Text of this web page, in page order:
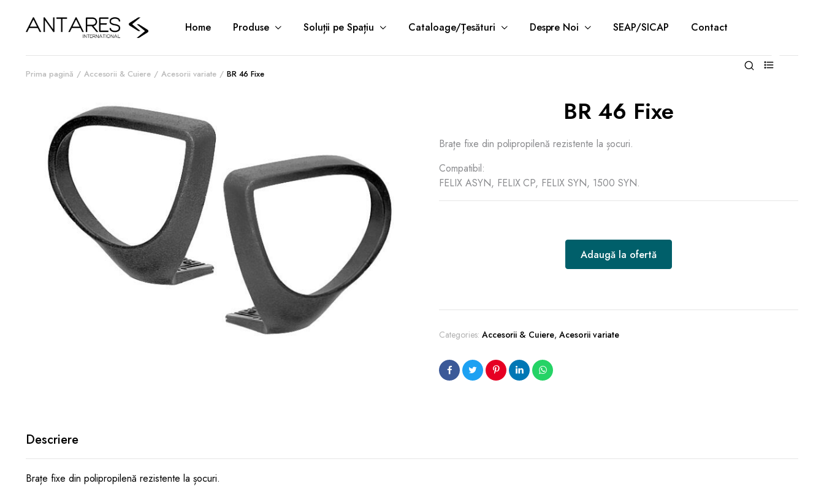
Home Produse Soluții pe Spațiu Cataloage/Țesături Despre Noi SEAP/SICAP Contact
Prima pagină Accesorii & Cuiere Acesorii variate BR 46 Fixe
BR 46 Fixe
Brațe fixe din polipropilenă rezistente la șocuri.
Compatibil:
FELIX ASYN, FELIX CP, FELIX SYN, 1500 SYN.
Adaugă la ofertă
Categories: Accesorii & Cuiere,Acesorii variate
Descriere
Brațe fixe din polipropilenă rezistente la șocuri.